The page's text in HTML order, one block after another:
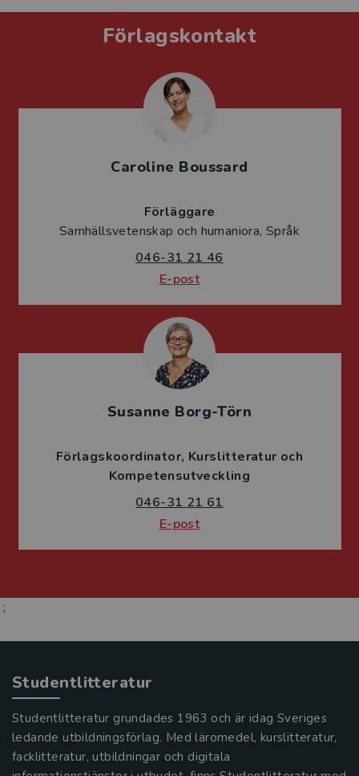
Förlagskontakt
Caroline Boussard
Förläggare
Samhällsvetenskap och humaniora, Språk
046-31 21 46
E-post
Susanne Borg-Törn
Förlagskoordinator Kurslitteratur och
Kompetensutveckling
046-31 21 61
E-post
;
Studentlitteratur
Studentlitteratur grundades 1963 och är idag Sveriges
ledande utbildningsförlag. Med läromedel, kurslitteratur,
facklitteratur, utbildningar och digitala